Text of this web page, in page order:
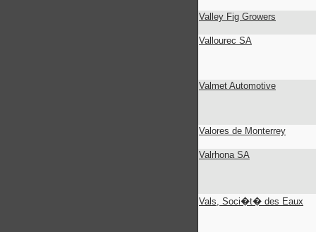
Valley Fig Growers
Vallourec SA
Valmet Automotive
Valores de Monterrey
Valrhona SA
Vals, Soci�t� des Eaux